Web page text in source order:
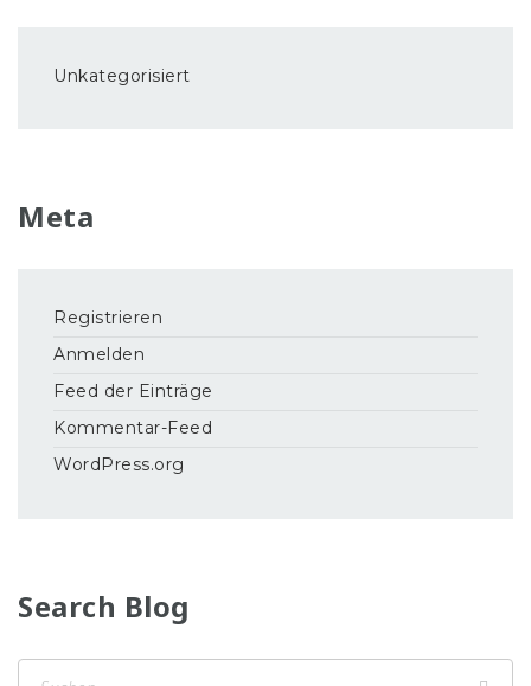
Unkategorisiert
Meta
Registrieren
Anmelden
Feed der Einträge
Kommentar-Feed
WordPress.org
Search Blog